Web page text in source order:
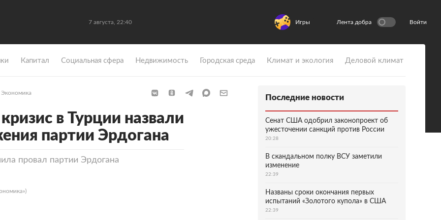
7 августа, 22:40 Игры Лента добра Войти
Капитал Социальная сфера Недвижимость Городская среда Климат и экология Деловой климат
Экономика
в Турции назвали
партии Эрдогана
провал партии Эрдогана
Последние новости
Сенат США одобрил законопроект об
ужесточении санкций против России
20:28
В скандальном полку ВСУ заметили
изменение
22:39
Названы сроки окончания первых
испытаний «Золотого купола» в США
22:39